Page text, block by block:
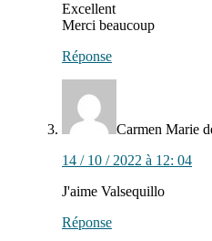
Excellent
Merci beaucoup
Réponse
Carmen Marie
14 / 10 / 2022 à 12: 04
J'aime Valsequillo
Réponse